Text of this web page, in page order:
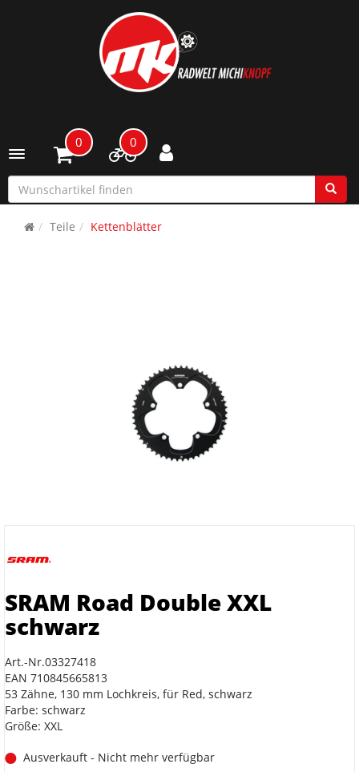
Toggle navigation
0 0
Teile Kettenblätter
SRAM Road Double XXL
schwarz
Art.-Nr.03327418
EAN 710845665813
53 Zähne, 130 mm Lochkreis, für Red, schwarz
Farbe: schwarz
Größe: XXL
Ausverkauft - Nicht mehr verfügbar